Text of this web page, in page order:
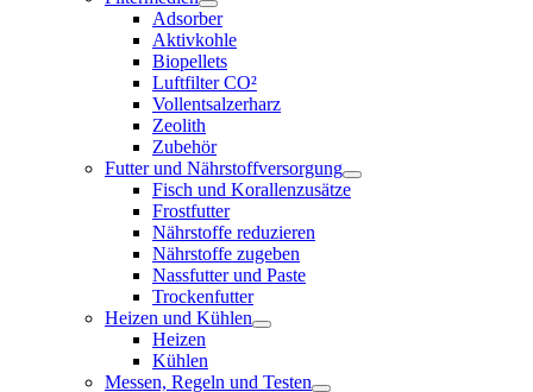
Adsorber
Aktivkohle
Biopellets
Luftfilter CO²
Vollentsalzerharz
Zeolith
Zubehör
Futter und Nährstoffversorgung
Fisch und Korallenzusätze
Frostfutter
Nährstoffe reduzieren
Nährstoffe zugeben
Nassfutter und Paste
Trockenfutter
Heizen und Kühlen
Heizen
Kühlen
Messen, Regeln und Testen